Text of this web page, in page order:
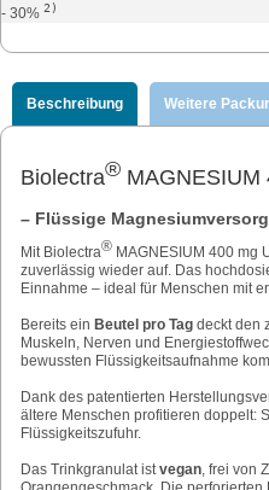
- 30% 2)
Beschreibung Weitere
Biolectra®MAGNESIUM
– Flüssige
Mit Biolectra®MAGNESIUM 400 mg
zuverlässig wieder auf. Das
Einnahme – ideal für Menschen mit
Bereits ein Beutel pro Tagdeckt den
Muskeln, Nerven und
bewussten Flüssigkeitsaufnahme
Dank des patentierten
ältere Menschen profitieren doppelt:
Flüssigkeitszufuhr.
Das Trinkgranulat ist vegan, frei von